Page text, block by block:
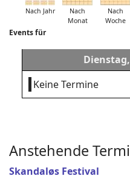
Nach Jahr
Nach
Monat
Nach
Woche
Events für
Keine Termine
Anstehende
Skandaløs Festival